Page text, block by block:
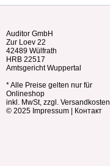
Auditor GmbH
Zur Loev 22
42489 Wülfrath
HRB 22517
Amtsgericht Wuppertal
* Alle Preise gelten nur für
Onlineshop
inkl. MwSt, zzgl. Versandkosten
© 2025 Impressum Контакт